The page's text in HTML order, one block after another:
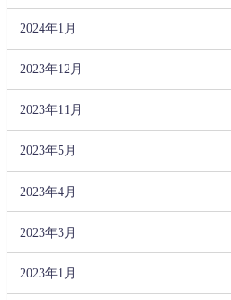
2024年1月
2023年12月
2023年11月
2023年5月
2023年4月
2023年3月
2023年1月